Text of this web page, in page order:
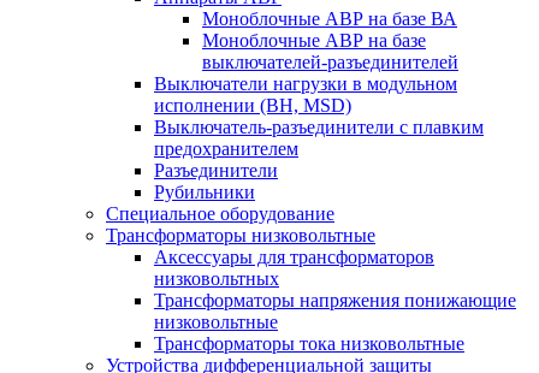
Моноблочные АВР на базе ВА
Моноблочные АВР на базе
выключателей-разъединителей
Выключатели нагрузки в модульном
исполнении (ВН, MSD)
Выключатель-разъединители с плавким
предохранителем
Разъединители
Рубильники
Специальное оборудование
Трансформаторы низковольтные
Аксессуары для трансформаторов
низковольтных
Трансформаторы напряжения понижающие
низковольтные
Трансформаторы тока низковольтные
Устройства дифференциальной защиты